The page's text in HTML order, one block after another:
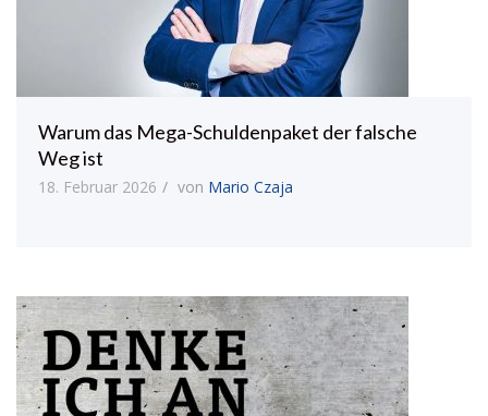
Warum das Mega-Schuldenpaket der falsche
Weg ist
18. Februar 2026 von Mario Czaja